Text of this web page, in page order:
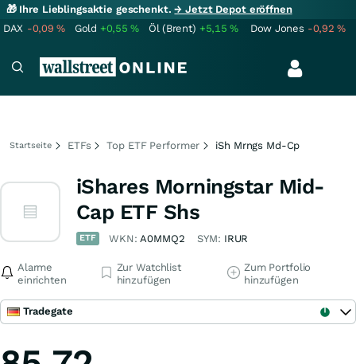
🎁 Ihre Lieblingsaktie geschenkt.→ Jetzt Depot eröffnen
DAX -0,09% Gold +0,55% Öl (Brent) +5,15% Dow Jones -0,92%
Startseite ETFs Top ETF Performer iSh Mrngs Md-Cp
iShares Morningstar Mid-
Cap ETF Shs
ETF WKN:A0MMQ2 SYM: IRUR
Alarme
einrichten
Zur Watchlist
hinzufügen
Zum Portfolio
hinzufügen
Tradegate